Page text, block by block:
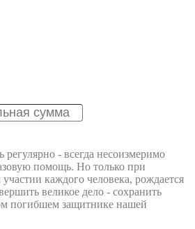
- всегда несоизмеримо
помощь. Но только при
каждого человека, рождается
великое дело - сохранить
погибшем защитнике нашей